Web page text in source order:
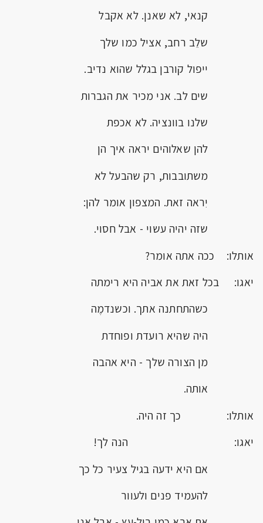
קנאי, לא שאנן. לא אקבל
שלֵב רחב, אציל כמו שלך
ייפול קורבן בגלל שהוא נדיב.
שים לב. אני מכיר את הגברות
שלנו בוונציה. לא אכפת
להן שאלוהים יראה איך הן
משתובבות, רק שהבעל לא
יִראה זאת. המצפון אומר להן:
שזה יהיה עשוי - אבל חסוי.
אותלו: ככה אתה אומר?
יאגו: בכל זאת את אביה היא רימתה
כשהתחתנה אתך. וכשנדמֶה
היה שהיא רועדת ופוחדת
מן הצורה שלך - היא אהבה
אותה.
אותלו: כך זה היה.
יאגו: הנה לך!
אם היא ידעה בגיל צעיר כל כך
להעמיד פנים ולעוור